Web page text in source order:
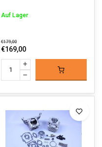
Auf Lager
€179,00
€169,00